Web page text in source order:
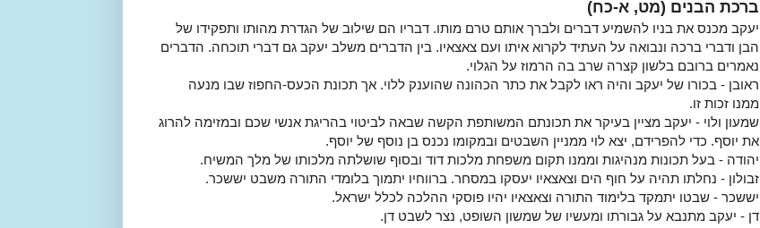
ברכת הבנים (מט, א-כח)
יעקב מכנס את בניו להשמיע דברים ולברך אותם טרם מותו. דבריו הם שילוב של הגדרת מהותו ותפקידו של
הבן ודברי ברכה ונבואה על העתיד לקרוא איתו ועם צאצאיו. בין הדברים משלב יעקב גם דברי תוכחה. הדברים
נאמרים ברובם בלשון קצרה שרב בה הרמוז על הגלוי.
ראובן - בכורו של יעקב והיה ראו לקבל את כתר הכהונה שהוענק ללוי. אך תכונת הכעס-החפוז שבו מנעה
ממנו זכות זו.
שמעון ולוי - יעקב מציין בעיקר את תכונתם המשותפת הקשה שבאה לביטוי בהריגת אנשי שכם ובמזימה להרוג
את יוסף. כדי להפרידם, יצא לוי ממניין השבטים ובמקומו נכנס בן נוסף של יוסף.
יהודה - בעל תכונות מנהיגות וממנו תקום משפחת מלכות דוד ובסוף שושלתה מלכותו של מלך המשיח.
זבולון - נחלתו תהיה על חוף הים וצאצאיו יעסקו במסחר. ברווחיו יתמוך בלומדי התורה משבט יששכר.
יששכר - שבטו יתמקד בלימוד התורה וצאצאיו יהיו פוסקי ההלכה לכלל ישראל.
דן - יעקב מתנבא על גבורתו ומעשיו של שמשון השופט, נצר לשבט דן.